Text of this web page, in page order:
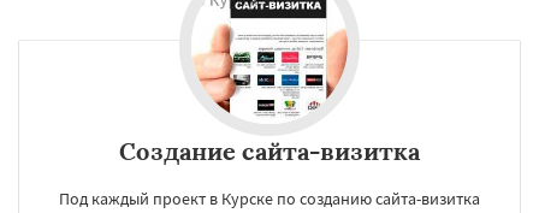
Создание сайта-визитка
Под каждый проект в Курске по созданию сайта-визитка